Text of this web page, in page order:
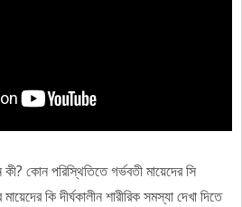
কোন পরিস্থিতিতে গর্ভবতী মায়েদের সি
কি দীর্ঘকালীন শারীরিক সমস্যা দেখা দিতে